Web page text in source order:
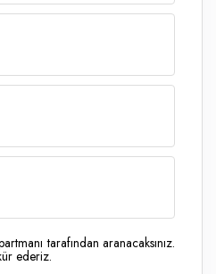
tarafından aranacaksınız.
ederiz.